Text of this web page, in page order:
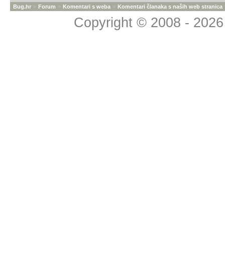
Bug.hr » Forum » Komentari s weba » Komentari članaka s naših web stranica
Copyright © 2008 -